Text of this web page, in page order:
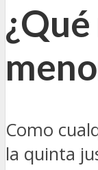
Como
la quinta